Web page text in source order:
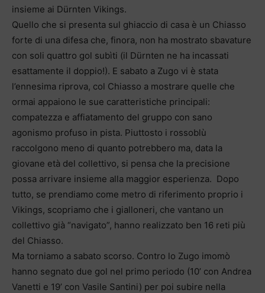
insieme ai Dürnten Vikings.
Quello che si presenta sul ghiaccio di casa è un Chiasso
forte di una difesa che, finora, non ha mostrato sbavature
con soli quattro gol subìti (il Dürnten ne ha incassati
esattamente il doppio!). E sabato a Zugo vi è stata
l’ennesima riprova, col Chiasso a mostrare quelle che
ormai appaiono le sue caratteristiche principali:
compatezza e affiatamento del gruppo con sano
agonismo profuso in pista. Piuttosto i rossoblù
raccolgono meno di quanto potrebbero ma, data la
giovane età del collettivo, si pensa che la precisione
possa arrivare insieme alla maggior esperienza. Dopo
tutto, se prendiamo come metro di riferimento proprio i
Vikings, scopriamo che i gialloneri, che vantano un
collettivo già “navigato”, hanno realizzato ben 16 reti più
del Chiasso.
Ma torniamo a sabato scorso. Contro lo Zugo imomò
hanno segnato due gol nel primo periodo (10’ con Andrea
Vanetti e 19’ con Vasile Santini) per poi subire nella